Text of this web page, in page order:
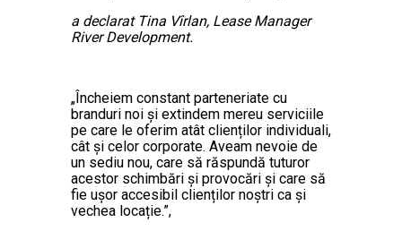
a declarat Tina Vîrlan, Lease Manager
River Development.
„Încheiem constant parteneriate cu
branduri noi și extindem mereu serviciile
pe care le oferim atât clienților individuali,
cât și celor corporate. Aveam nevoie de
un sediu nou, care să răspundă tuturor
acestor schimbări și provocări și care să
fie ușor accesibil clienților noștri ca și
vechea locație.”,